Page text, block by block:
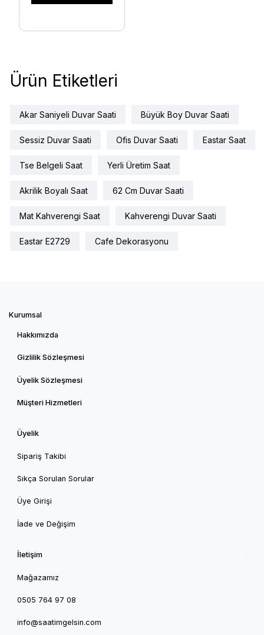
Ürün Etiketleri
Akar Saniyeli Duvar Saati Büyük Boy Duvar Saati
Sessiz Duvar Saati Ofis Duvar Saati Eastar Saat
Tse Belgeli Saat Yerli Üretim Saat
Akrilik Boyalı Saat 62 Cm Duvar Saati
Mat Kahverengi Saat Kahverengi Duvar Saati
Eastar E2729 Cafe Dekorasyonu
Kurumsal
Hakkımızda
Gizlilik Sözleşmesi
Üyelik Sözleşmesi
Müşteri Hizmetleri
Üyelik
Sipariş Takibi
Sıkça Sorulan Sorular
Üye Girişi
İade ve Değişim
İletişim
Mağazamız
0505 764 97 08
info@saatimgelsin.com